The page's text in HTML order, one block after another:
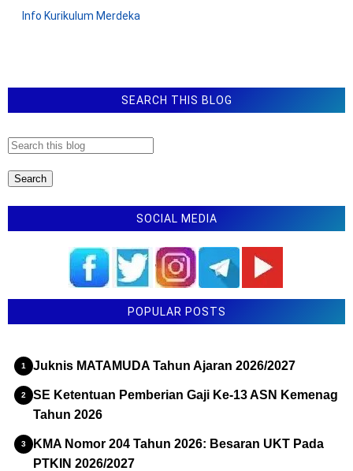
Info Kurikulum Merdeka
SEARCH THIS BLOG
SOCIAL MEDIA
POPULAR POSTS
Juknis MATAMUDA Tahun Ajaran 2026/2027
SE Ketentuan Pemberian Gaji Ke-13 ASN Kemenag
Tahun 2026
KMA Nomor 204 Tahun 2026: Besaran UKT Pada
PTKIN 2026/2027